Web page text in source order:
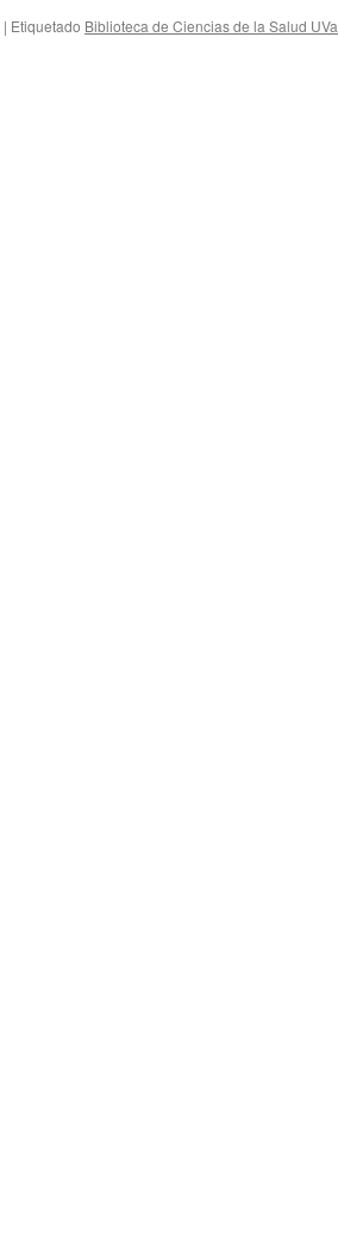
| Etiquetado Biblioteca de Ciencias de la Salud UVa